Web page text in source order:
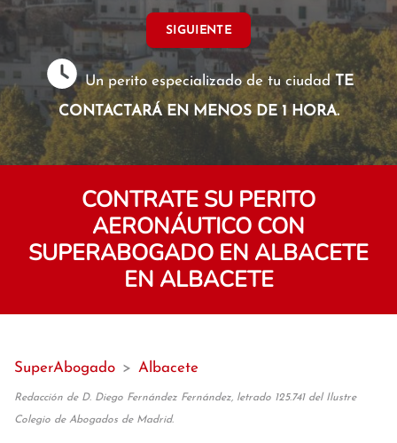
SIGUIENTE
Un perito especializado de tu ciudadTE
CONTACTARÁ EN MENOS DE 1 HORA.
CONTRATE SU PERITO
AERONÁUTICO CON
SUPERABOGADO EN ALBACETE
EN ALBACETE
SuperAbogado > Albacete
Redacción de D. Diego Fernández Fernández, letrado 125.741 del Ilustre
Colegio de Abogados de Madrid.